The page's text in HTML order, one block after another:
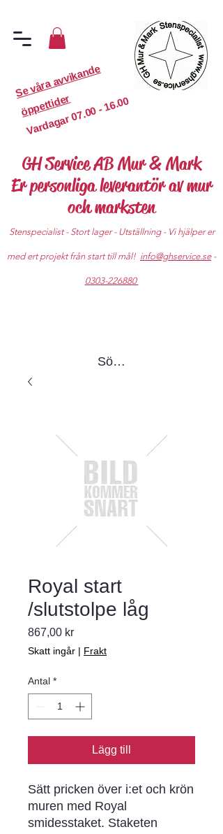
S
e
v
år
a
a
v
vi
k
a
n
d
e
ö
p
p
etti
d
er
Vardagar
07.00 - 16.00
GH Service AB Mur & Mark
Er personliga leverantör av mur
och marksten
Stenspecialist - Stort lager - Utställning - Vi hjälper er
med ert projekt från start till mål! info@ghservice.se-
0303-226880
Sök produkter
Royal start
/slutstolpe låg
867,00 krPris
Skatt ingår | Frakt
Antal *
Lägg till
Sätt pricken över i:et och krön
muren med Royal
smidesstaket. Staketen